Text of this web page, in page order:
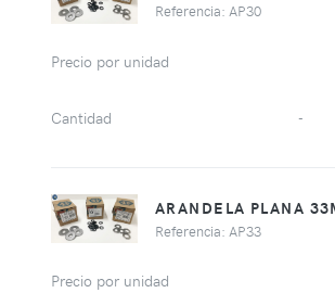
Referencia: AP30
Precio por unidad
Cantidad -
ARANDELA PLANA
Referencia: AP33
Precio por unidad